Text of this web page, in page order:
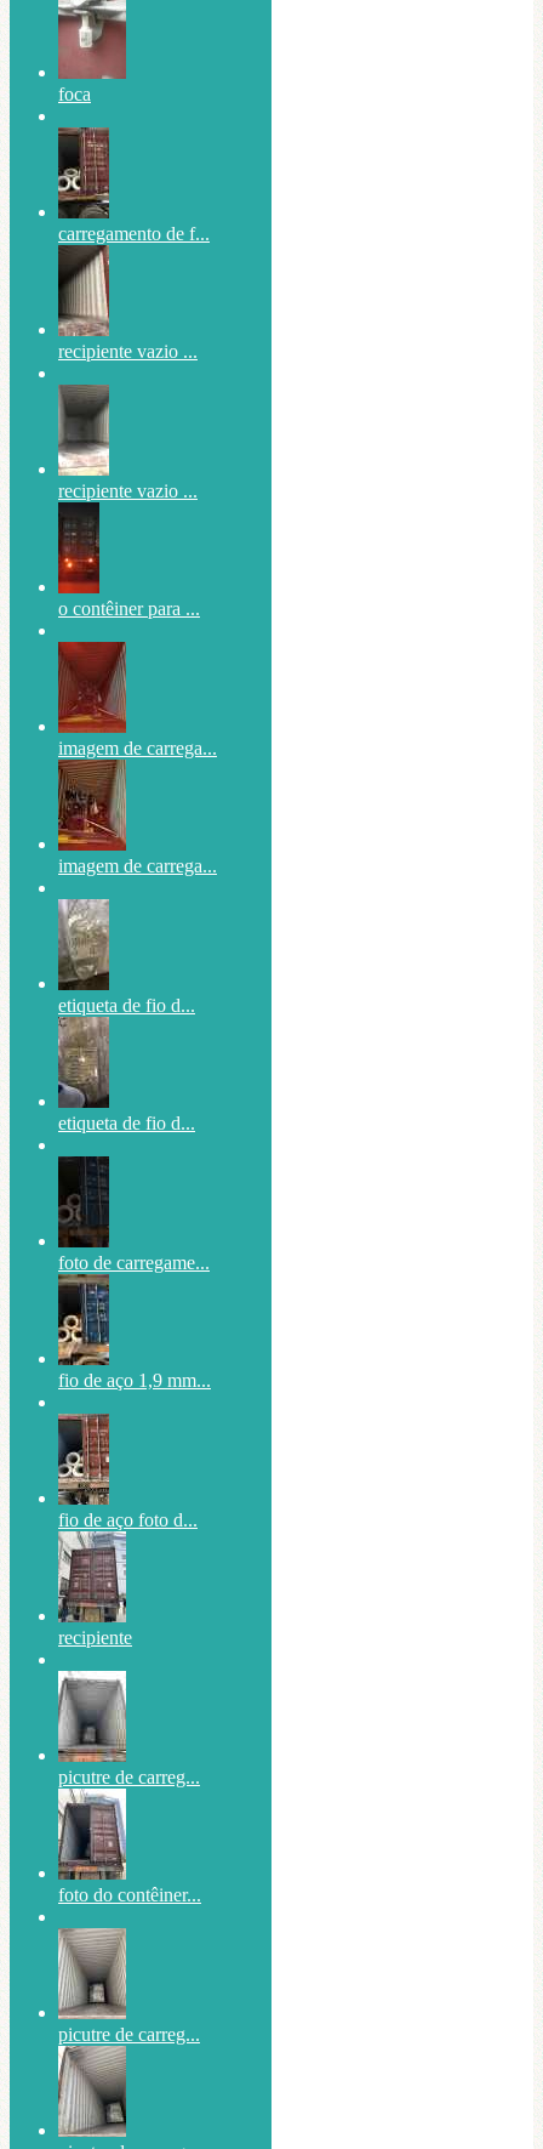
foca
carregamento de f...
recipiente vazio ...
recipiente vazio ...
o contêiner para ...
imagem de carrega...
imagem de carrega...
etiqueta de fio d...
etiqueta de fio d...
foto de carregame...
fio de aço 1,9 mm...
fio de aço foto d...
recipiente
picutre de carreg...
foto do contêiner...
picutre de carreg...